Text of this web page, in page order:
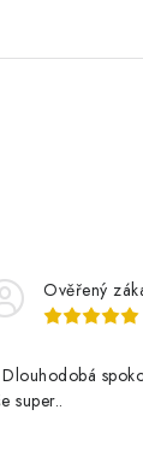
Ověřený
super..